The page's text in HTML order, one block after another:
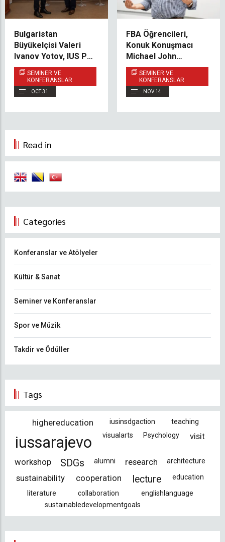
Bulgaristan
Büyükelçisi Valeri
Ivanov Yotov, IUS PSIR
Öğrencilerine Hitap
SEMINER VE
KONFERANSLAR
OCT 31
FBA Öğrencileri,
Konuk Konuşmacı
Michael John
Strand’den ABD
Pazarına Dair Yeni
Perspektifler Kazandı
SEMINER VE
KONFERANSLAR
NOV 14
Read in
Categories
Konferanslar ve Atölyeler
Kültür & Sanat
Seminer ve Konferanslar
Spor ve Müzik
Takdir ve Ödüller
Tags
highereducation iusinsdgaction teaching
iussarajevo visualarts Psychology visit
workshop SDGs alumni research architecture
sustainability cooperation lecture
education
literature
collaboration
englishlanguage
sustainabledevelopmentgoals